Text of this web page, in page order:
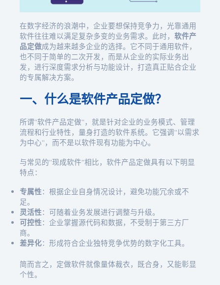
在数字经济的浪潮中，企业要想保持竞争力，光靠通用
软件往往难以满足复杂多变的业务需求。此时， 软件产
品定做成为越来越多企业的选择。它不同于通用软件，
也不同于简单的二次开发，而是从企业的实际业务出
发，进行深度需求分析与功能设计，打造真正贴合企业
的专属解决方案。
一、什么是软件产品定做？
所谓“软件产品定做”，就是针对企业的业务模式、管理
流程和行业特性，量身打造的软件系统。它强调“以需求
为中心”，而不是以软件现有功能为中心。
与常见的“现成软件”相比，软件产品定做具有以下明显
特点：
专属性：根据企业自身情况设计，避免功能冗余或不
足。
灵活性：可随着业务发展进行调整与升级。
可控性：企业掌握源代码和数据，不受制于第三方厂
商。
差异化：形成符合企业独特竞争优势的数字化工具。
简而言之，定做软件就像量体裁衣，既合身，又能彰显
个性。